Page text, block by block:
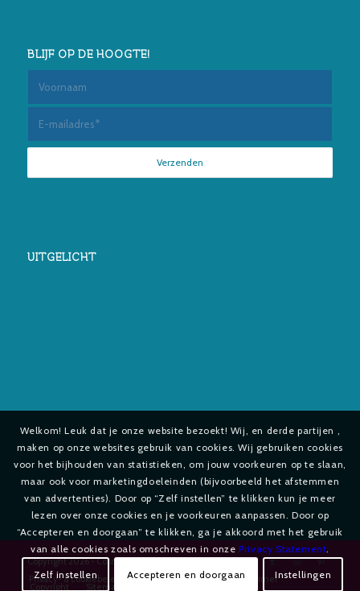
BLIJF OP DE HOOGTE!
UITGELICHT
Copyright2026 - Cosmetica-shop.com
Privacy- & cookiebeleid
Privacy Statement Disclaimer
Copyright Sitemap
Welkom! Leuk dat je onze website bezoekt! Wij, en derde partijen ,
maken op onze websites gebruik van cookies. Wij gebruiken cookies
voor het bijhouden van statistieken, om jouw voorkeuren op te slaan,
maar ook voor marketingdoeleinden (bijvoorbeeld het afstemmen
van advertenties). Door op “Zelf instellen” te klikken kun je meer
lezen over onze cookies en je voorkeuren aanpassen. Door op
“Accepteren en doorgaan” te klikken, ga je akkoord met het gebruik
van alle cookies zoals omschreven in onzePrivacy Statement.
Zelf instellen Accepteren en doorgaan Instellingen